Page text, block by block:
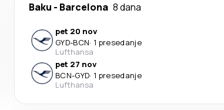
Baku - Barcelona 8 dana
pet 20 nov
GYD-BCN· 1 presedanje
Lufthansa
pet 27 nov
BCN-GYD· 1 presedanje
Lufthansa